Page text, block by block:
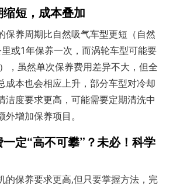
短，成本叠加
保养周期比自然吸气车型更短（自然
或1年保养一次，而涡轮车型可能要
，虽然单次保养费用差异不大，但全
成本也会相应上升，部分车型对冷却
洁度要求更高，可能需要定期清洗中
增加保养项目。
定“高不可攀”？未必！科学
的保养要求更高,但只要掌握方法，完